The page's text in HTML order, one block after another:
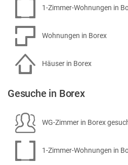
1-Zimmer-Wohnungen in
Wohnungen in Borex
Häuser in Borex
Gesuche in Borex
WG-Zimmer in Borex
1-Zimmer-Wohnungen in